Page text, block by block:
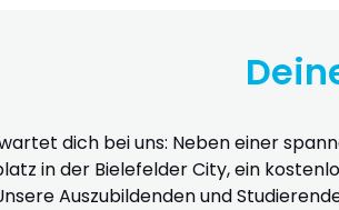
dich bei uns: Neben einer
in der Bielefelder City, ein
Auszubildenden und